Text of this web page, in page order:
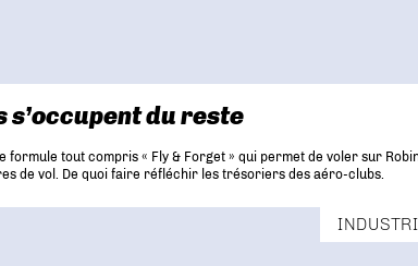
s’occupent du reste
formule tout compris « Fly & Forget » qui permet de voler sur
de vol. De quoi faire réfléchir les trésoriers des aéro-clubs.